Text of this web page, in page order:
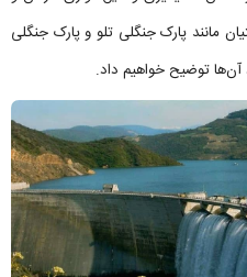
مانند پارک جنگلی تلو و پارک جنگلی
آن‌ها توضیح خواهیم داد.